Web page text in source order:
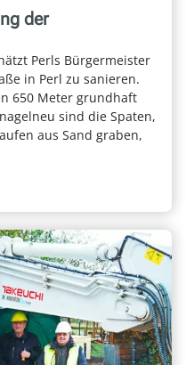
der
Perls Bürgermeister
in Perl zu sanieren.
650 Meter grundhaft
sind die Spaten,
aus Sand graben,